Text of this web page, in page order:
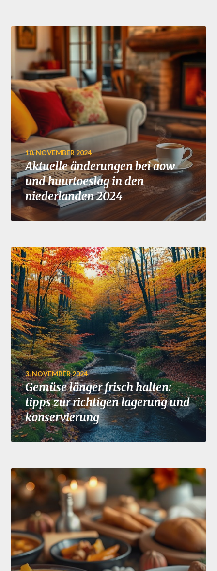
10. NOVEMBER 2024
Aktuelle änderungen bei aow
und huurtoeslag in den
niederlanden 2024
3. NOVEMBER 2024
Gemüse länger frisch halten:
tipps zur richtigen lagerung und
konservierung